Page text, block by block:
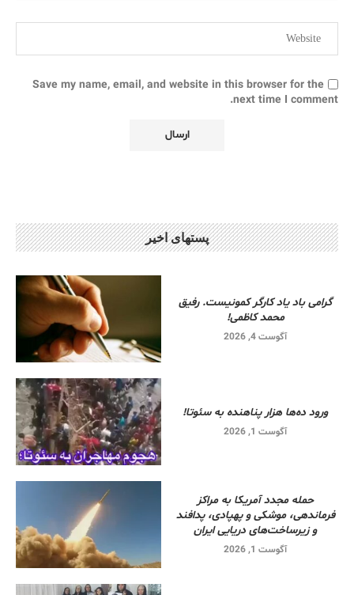
Save my name, email, and website in this browser for the
next time I comment.
پستهای اخیر
گرامی باد یاد کارگر کمونیست. رفیق
محمد کاظمی!
آگوست 4, 2026
ورود ده‌ها هزار پناهنده به سئوتا!
آگوست 1, 2026
حمله مجدد آمریکا به مراکز
فرماندهی، موشکی و پهپادی، پدافند
و زیرساخت‌های دریایی ایران
آگوست 1, 2026